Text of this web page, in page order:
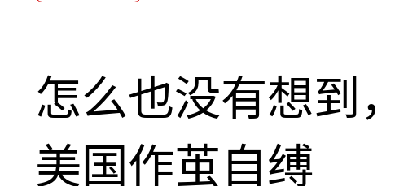
怎么也没有想到
美国作茧自缚